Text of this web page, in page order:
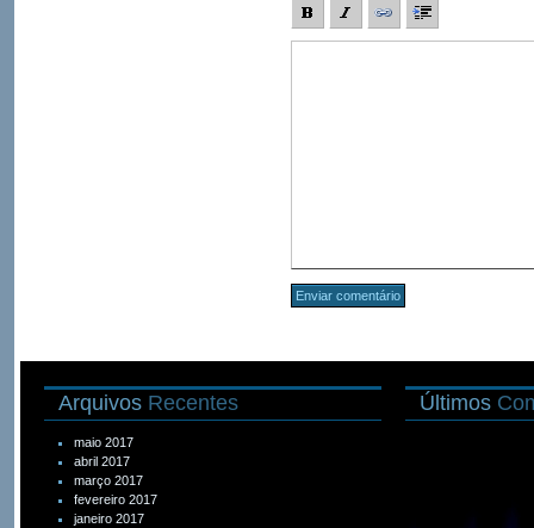
Arquivos Recentes
maio 2017
abril 2017
março 2017
fevereiro 2017
janeiro 2017
Últimos